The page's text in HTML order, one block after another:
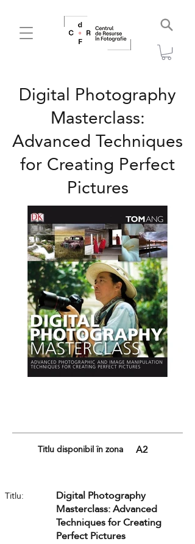
Digital Photography
Masterclass:
Advanced Techniques
for Creating Perfect
Pictures
Titlu disponibil în zona A2
Titlu:
Digital Photography
Masterclass: Advanced
Techniques for Creating
Perfect Pictures